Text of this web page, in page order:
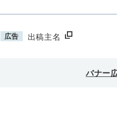
広告 出稿主名
バナー